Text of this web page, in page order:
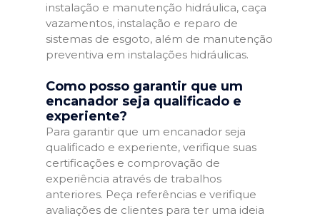
instalação e manutenção hidráulica, caça
vazamentos, instalação e reparo de
sistemas de esgoto, além de manutenção
preventiva em instalações hidráulicas.
Como posso garantir que um
encanador seja qualificado e
experiente?
Para garantir que um encanador seja
qualificado e experiente, verifique suas
certificações e comprovação de
experiência através de trabalhos
anteriores. Peça referências e verifique
avaliações de clientes para ter uma ideia